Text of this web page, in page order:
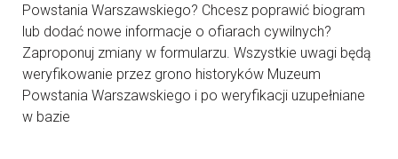
Powstania Warszawskiego? Chcesz poprawić biogram
lub dodać nowe informacje o ofiarach cywilnych?
Zaproponuj zmiany w formularzu. Wszystkie uwagi będą
weryfikowanie przez grono historyków Muzeum
Powstania Warszawskiego i po weryfikacji uzupełniane
w bazie